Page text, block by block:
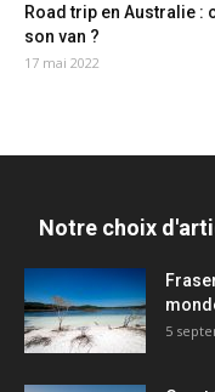
Road trip en Australie :
son van ?
17 mai 2022
Notre choix
5